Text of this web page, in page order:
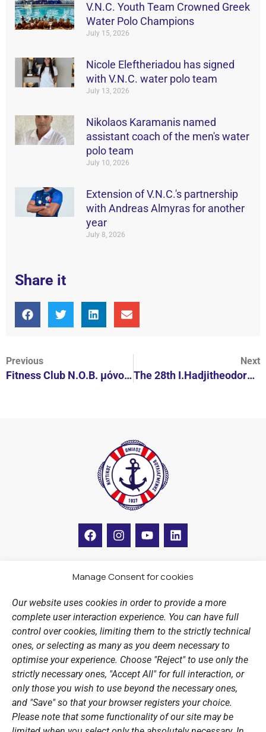
Manage Consent for cookies
Our website uses cookies in order to provide a more
complete user interaction experience. You can have full
control over cookies, limiting them to the strictly technical
ones, or selecting as many as you deem necessary to
optimise your experience. Choose "Reject" to use only the
strictly necessary ones, "Accept All" for full interaction, or
only those you wish to use beyond the necessary ones,
and "Save" so that your browser registers your choice.
Please note that some functionality of our site may be
V.N.C. Youth Team Crowned Greek
Water Polo Champions
July 15, 2026
Nicole Eleftheriadou has signed
with V.N.C. water polo team
July 13, 2026
Nikolaos Karamanis named
assistant coach of the men's water
polo team
July 10, 2026
Extension of V.N.C.'s partnership
with Andreas Almyras for another
year
July 8, 2026
Share it
Previous
Fitness Club Ν.Ο.Β. μόνο για τα Μέλη – Γυμνάσου στον Όμιλό σου
Next
The 28th I.Hadjitheodorou Children's Water Polo Tournament is coming at the Vouliagmeni Yacht Club
F
a
b
o
k
I
n
a
r
a
m
Y
o
u
e
L
i
e
i
n
Sports Academy
Open Water Swimming Crossing
Sponsors
Summer Camps
PERSONAL DATA
Website Policy